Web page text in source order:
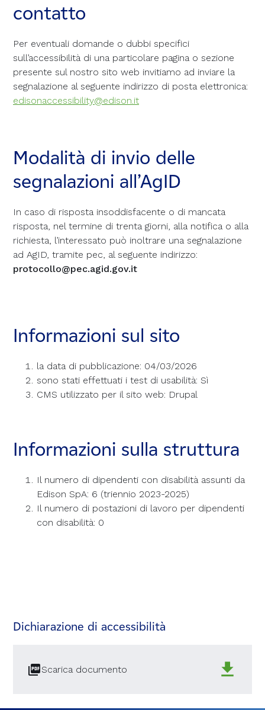
contatto
Per eventuali domande o dubbi specifici
sull’accessibilità di una particolare pagina o sezione
presente sul nostro sito web invitiamo ad inviare la
segnalazione al seguente indirizzo di posta elettronica:
edisonaccessibility@edison.it
Modalità di invio delle
segnalazioni all’AgID
In caso di risposta insoddisfacente o di mancata
risposta, nel termine di trenta giorni, alla notifica o alla
richiesta, l’interessato può inoltrare una segnalazione
ad AgID, tramite pec, al seguente indirizzo:
protocollo@pec.agid.gov.it
Informazioni sul sito
la data di pubblicazione: 04/03/2026
sono stati effettuati i test di usabilità: Sì
CMS utilizzato per il sito web: Drupal
Informazioni sulla struttura
Il numero di dipendenti con disabilità assunti da
Edison SpA: 6 (triennio 2023-2025)
Il numero di postazioni di lavoro per dipendenti
con disabilità: 0
Dichiarazione di accessibilità
Scarica documento